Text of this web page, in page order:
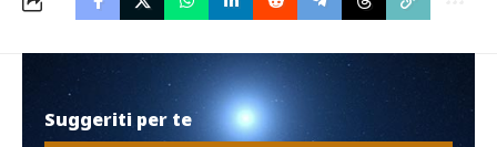
Suggeriti per te